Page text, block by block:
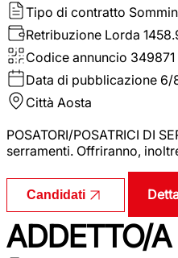
Tipo di contratto
Retribuzione Lorda
Codice annuncio 349871
Data di pubblicazione 6/
Città Aosta
POSATORI/POSATRICI DI
serramenti. Offriranno,
Candidati
ADDETTO/